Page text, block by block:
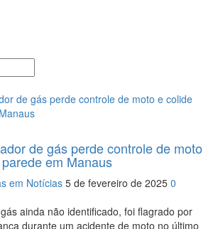
de gás perde controle de moto
em Manaus
em Notícias 5 de fevereiro de 2025 0
ainda não identificado, foi flagrado por
durante um acidente de moto no último